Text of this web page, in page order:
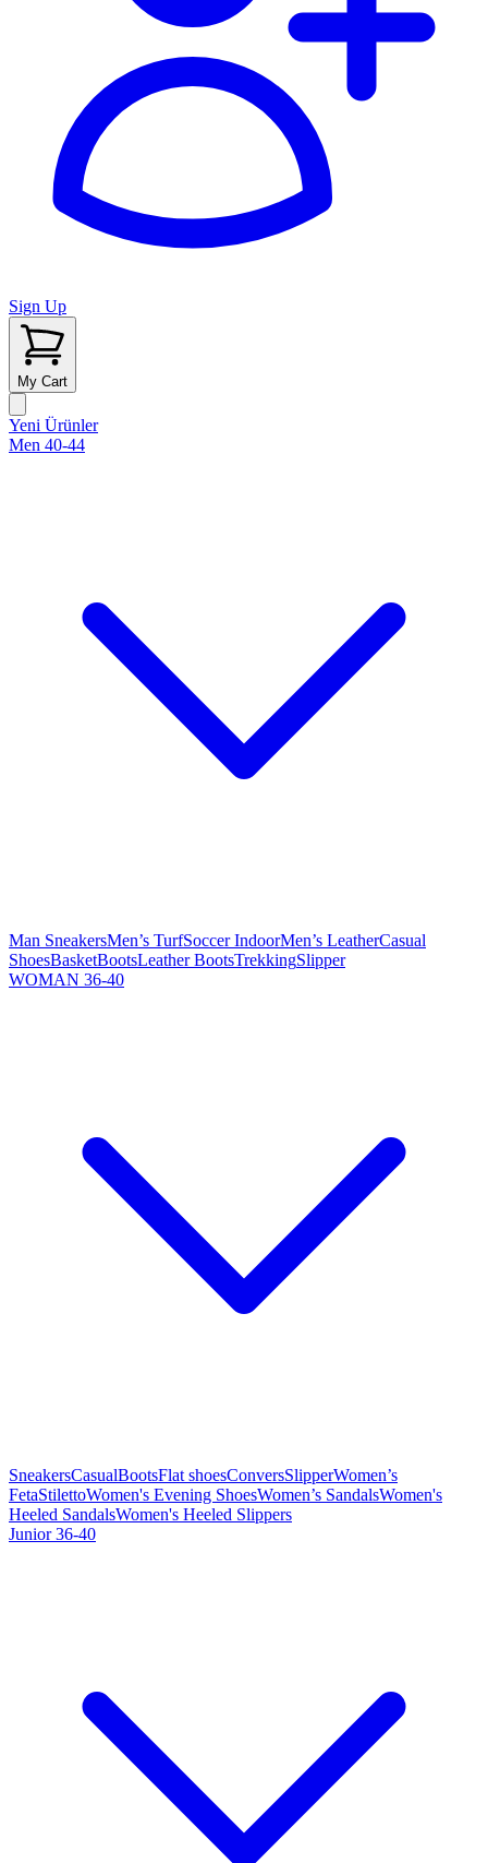
Sign Up
My Cart
Yeni Ürünler
Men 40-44
Man SneakersMen’s TurfSoccer IndoorMen’s LeatherCasual
ShoesBasketBootsLeather BootsTrekkingSlipper
WOMAN 36-40
SneakersCasualBootsFlat shoesConversSlipperWomen’s
FetaStilettoWomen's Evening ShoesWomen’s SandalsWomen's
Heeled SandalsWomen's Heeled Slippers
Junior 36-40